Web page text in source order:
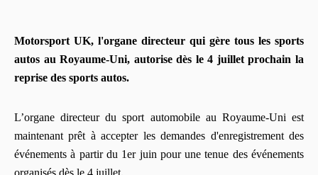
Motorsport UK, l'organe directeur qui gère tous les sports
autos au Royaume-Uni, autorise dès le 4 juillet prochain la
reprise des sports autos.
L’organe directeur du sport automobile au Royaume-Uni est
maintenant prêt à accepter les demandes d'enregistrement des
événements à partir du 1er juin pour une tenue des événements
organisés dès le 4 juillet.